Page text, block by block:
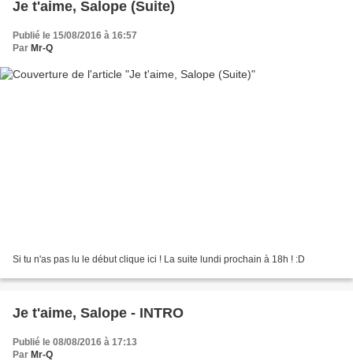
Je t'aime, Salope (Suite)
Publié le 15/08/2016 à 16:57
Par Mr-Q
Si tu n'as pas lu le début clique ici ! La suite lundi prochain à 18h ! :D
Je t'aime, Salope - INTRO
Publié le 08/08/2016 à 17:13
Par Mr-Q